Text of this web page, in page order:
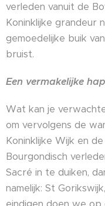
verleden vanuit de
Koninklijke grandeur
gemoedelijke buik
bruist.
Een vermakelijke
Wat kan je
om vervolgens de
Koninklijke Wijk en
Bourgondisch
Sacré in te duiken,
namelijk: St